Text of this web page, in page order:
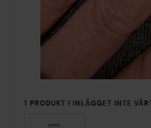
1 PRODUKT I INLÄGGET INTE